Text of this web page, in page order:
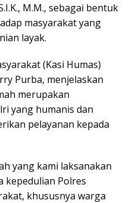
M.M., sebagai bentuk
masyarakat yang
layak.
(Kasi Humas)
Purba, menjelaskan
merupakan
yang humanis dan
pelayanan kepada
yang kami laksanakan
kepedulian Polres
khususnya warga